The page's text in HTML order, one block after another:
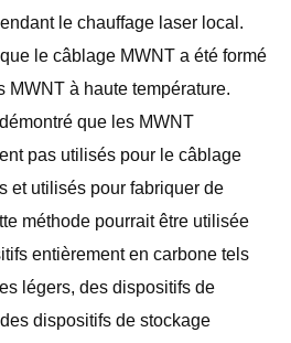
le chauffage laser local.
le câblage MWNT a été formé
MWNT à haute température.
que les MWNT
pas utilisés pour le câblage
et utilisés pour fabriquer de
méthode pourrait être utilisée
entièrement en carbone tels
légers, des dispositifs de
dispositifs de stockage